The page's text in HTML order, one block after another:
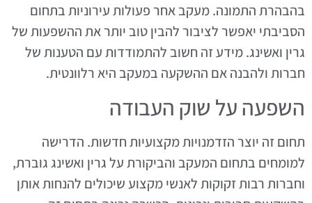
בהבהרת התמונה. מעקב אחר פעולות עירוניות בתחום
הסביבתי יאפשר לציבור להבין טוב יותר את ההשפעות של
גרין ואשינג. מידע זה חשוב להתמודדות עם הטענות של
חברות ולהבנה אם ההשקעה במעקב היא רלוונטית.
השפעה על שוק העבודה
תחום זה יוצר הזדמנויות מקצועיות חדשות. הדרישה
למומחים בתחום המעקב והביקורת על גרין ואשינג גוברת,
וחברות רבות זקוקות לאנשי מקצוע שיכולים להנחות אותן